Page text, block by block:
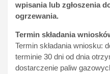
wpisania lub zgłoszenia
ogrzewania.
Termin składania
Termin składania wniosku:
terminie 30 dni od dnia
dostarczenie paliw